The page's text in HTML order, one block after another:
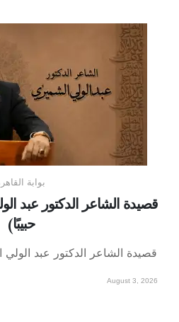
بوابة
قصيدة الشاعر الدكتور عبد
حبيبًا)
قصيدة الشاعر الدكتور عبد الولي
August 3, 2026